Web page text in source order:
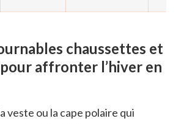
chaussettes et
affronter l’hiver en
veste ou la cape polaire qui